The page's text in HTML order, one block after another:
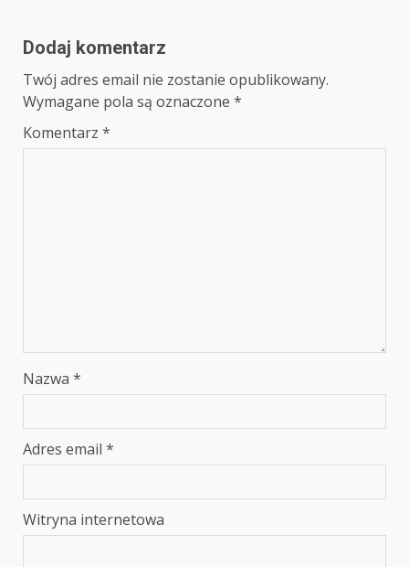
Dodaj komentarz
Twój adres email nie zostanie opublikowany.
Wymagane pola są oznaczone *
Komentarz *
Nazwa *
Adres email *
Witryna internetowa